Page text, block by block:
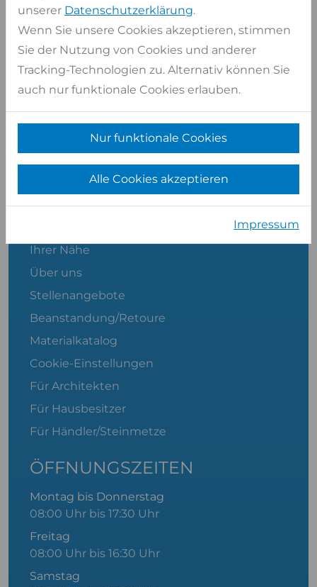
Albert Platte
ABTEILUNGSLEITER VERKAUF
SHOP SERVICE
Kontakt
Händler, Steinmetze und Ausstellungen in
Ihrer Nähe
Über uns
Stellenangebote
Beanstandung/Retoure
Materialkatalog
Cookie-Einstellungen
Für Architekten
Für Hausbesitzer
Für Händler/Steinmetze
ÖFFNUNGSZEITEN
Montag bis Donnerstag
08:00 Uhr bis 17:30 Uhr
Freitag
08:00 Uhr bis 16:30 Uhr
Samstag
unserer Datenschutzerklärung.
Wenn Sie unsere Cookies akzeptieren, stimmen
Sie der Nutzung von Cookies und anderer
Tracking-Technologien zu. Alternativ können Sie
auch nur funktionale Cookies erlauben.
Nur funktionale Cookies
Alle Cookies akzeptieren
Impressum